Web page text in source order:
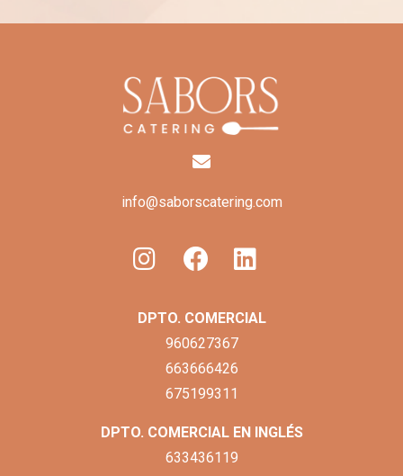
info@saborscatering.com
DPTO. COMERCIAL
960627367
663666426
675199311
DPTO. COMERCIAL EN INGLÉS
633436119